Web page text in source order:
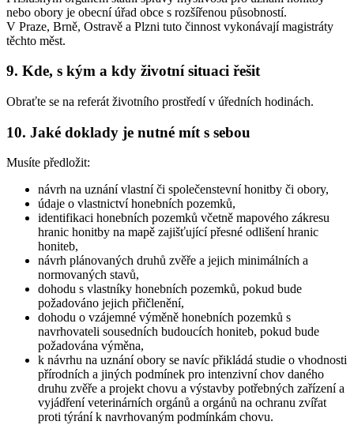
nebo obory je obecní úřad obce s rozšířenou působností.
V Praze, Brně, Ostravě a Plzni tuto činnost vykonávají magistráty
těchto měst.
9. Kde, s kým a kdy životní situaci řešit
Obraťte se na referát životního prostředí v úředních hodinách.
10. Jaké doklady je nutné mít s sebou
Musíte předložit:
návrh na uznání vlastní či společenstevní honitby či obory,
údaje o vlastnictví honebních pozemků,
identifikaci honebních pozemků včetně mapového zákresu
hranic honitby na mapě zajišťující přesné odlišení hranic
honiteb,
návrh plánovaných druhů zvěře a jejich minimálních a
normovaných stavů,
dohodu s vlastníky honebních pozemků, pokud bude
požadováno jejich přičlenění,
dohodu o vzájemné výměně honebních pozemků s
navrhovateli sousedních budoucích honiteb, pokud bude
požadována výměna,
k návrhu na uznání obory se navíc přikládá studie o vhodnosti
přírodních a jiných podmínek pro intenzivní chov daného
druhu zvěře a projekt chovu a výstavby potřebných zařízení a
vyjádření veterinárních orgánů a orgánů na ochranu zvířat
proti týrání k navrhovaným podmínkám chovu.